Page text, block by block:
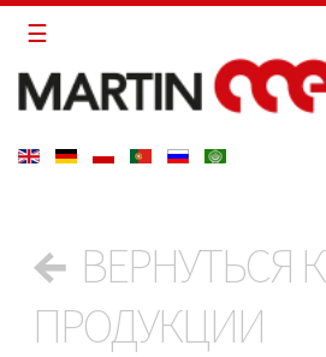
← ВЕРНУТЬСЯ К
ПРОДУКЦИИ